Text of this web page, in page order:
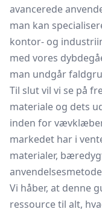
avancerede
man kan
kontor- og
med vores
man undgår
Til slut vil vi se på
materiale og dets
inden for
markedet har i
materialer,
Vi håber, at denne
ressource til alt,